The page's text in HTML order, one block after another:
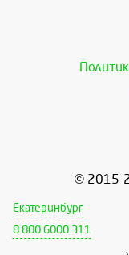
© 2015-
Екатеринбург
8 800 6000 311